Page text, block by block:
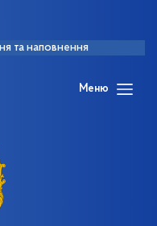
та наповнення
Меню